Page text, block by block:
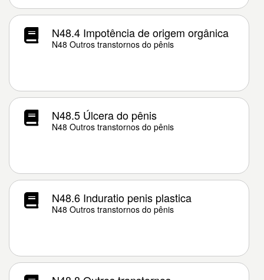
N48.4 Impotência de origem orgânica
N48 Outros transtornos do pênis
N48.5 Úlcera do pênis
N48 Outros transtornos do pênis
N48.6 Induratio penis plastica
N48 Outros transtornos do pênis